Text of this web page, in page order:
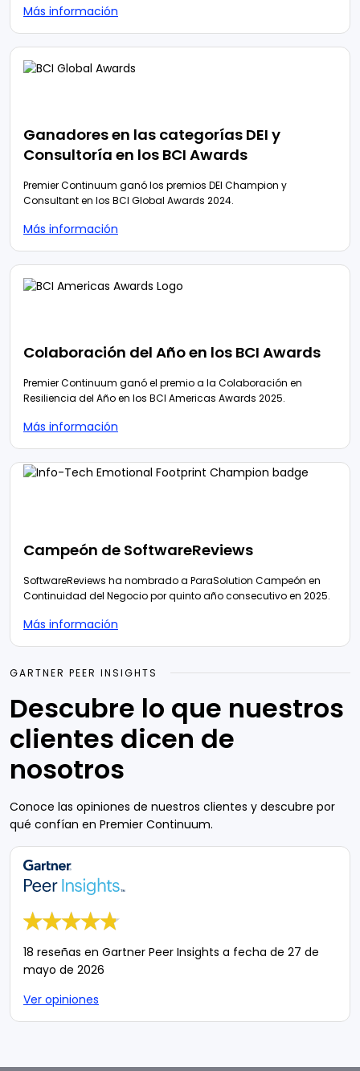
Más información
Ganadores en las categorías DEI y
Consultoría en los BCI Awards
Premier Continuum ganó los premios DEI Champion y
Consultant en los BCI Global Awards 2024.
Más información
Colaboración del Año en los BCI Awards
Premier Continuum ganó el premio a la Colaboración en
Resiliencia del Año en los BCI Americas Awards 2025.
Más información
Campeón de SoftwareReviews
SoftwareReviews ha nombrado a ParaSolution Campeón en
Continuidad del Negocio por quinto año consecutivo en 2025.
Más información
GARTNER PEER INSIGHTS
Descubre lo que nuestros
clientes dicen de
nosotros
Conoce las opiniones de nuestros clientes y descubre por
qué confían en Premier Continuum.
18 reseñas en Gartner Peer Insights a fecha de 27 de
mayo de 2026
Ver opiniones